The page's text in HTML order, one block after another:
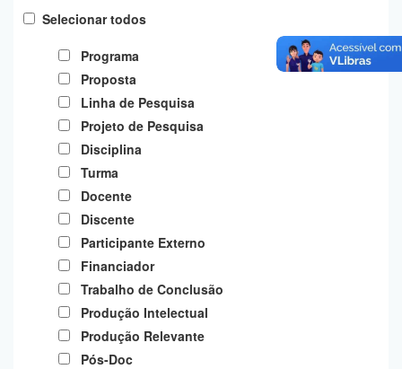
Planalto Selecionar todos
Programa
Proposta
Linha de Pesquisa
Projeto de Pesquisa
Disciplina
Turma
Docente
Discente
Participante Externo
Financiador
Trabalho de Conclusão
Produção Intelectual
Produção Relevante
Pós-Doc